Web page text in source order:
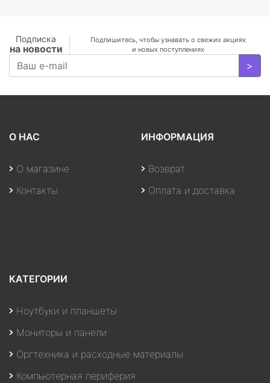
Подписка
на новости
Подпишитесь, чтобы узнавать о свежих акциях
и новых поступлениях
>
О НАС
О магазине
Контакты
ИНФОРМАЦИЯ
Возврат
Оплата и доставка
КАТЕГОРИИ
Ноутбуки и планшеты
Мониторы и панели
Оргтехника и расходные материалы
Компьютерная периферия